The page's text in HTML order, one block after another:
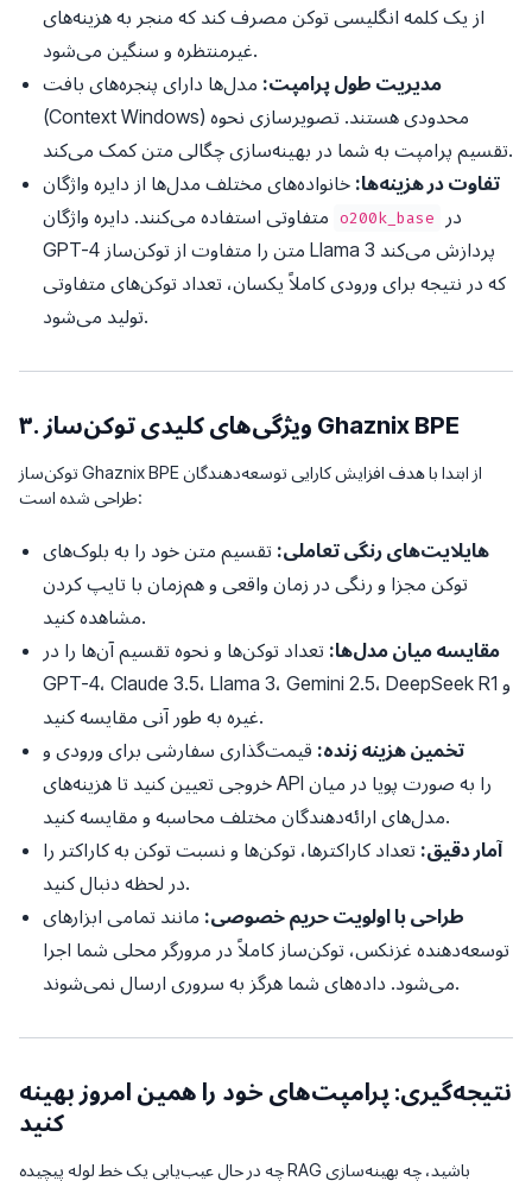
از یک کلمه انگلیسی توکن مصرف کند که منجر به هزینه‌های
غیرمنتظره و سنگین می‌شود.
مدیریت طول پرامپت: مدل‌ها دارای پنجره‌های بافت
(Context Windows) محدودی هستند. تصویرسازی نحوه
تقسیم پرامپت به شما در بهینه‌سازی چگالی متن کمک می‌کند.
تفاوت در هزینه‌ها: خانواده‌های مختلف مدل‌ها از دایره واژگان
o200k_base
GPT-4 متن را متفاوت از توکن‌ساز Llama 3 پردازش می‌کند
که در نتیجه برای ورودی کاملاً یکسان، تعداد توکن‌های متفاوتی
تولید می‌شود.
۳. ویژگی‌های کلیدی توکن‌ساز Ghaznix BPE
توکن‌ساز Ghaznix BPE از ابتدا با هدف افزایش کارایی توسعه‌دهندگان
طراحی شده است:
هایلایت‌های رنگی تعاملی: تقسیم متن خود را به بلوک‌های
توکن مجزا و رنگی در زمان واقعی و هم‌زمان با تایپ کردن
مشاهده کنید.
مقایسه میان مدل‌ها: تعداد توکن‌ها و نحوه تقسیم آن‌ها را در
GPT-4، Claude 3.5، Llama 3، Gemini 2.5، DeepSeek R1 و
غیره به طور آنی مقایسه کنید.
تخمین هزینه زنده: قیمت‌گذاری سفارشی برای ورودی و
خروجی تعیین کنید تا هزینه‌های API را به صورت پویا در میان
مدل‌های ارائه‌دهندگان مختلف محاسبه و مقایسه کنید.
آمار دقیق: تعداد کاراکترها، توکن‌ها و نسبت توکن به کاراکتر را
در لحظه دنبال کنید.
طراحی با اولویت حریم خصوصی: مانند تمامی ابزارهای
توسعه‌دهنده غزنکس، توکن‌ساز کاملاً در مرورگر محلی شما اجرا
می‌شود. داده‌های شما هرگز به سروری ارسال نمی‌شوند.
نتیجه‌گیری: پرامپت‌های خود را همین امروز بهینه
کنید
چه در حال عیب‌یابی یک خط لوله پیچیده RAG باشید، چه بهینه‌سازی